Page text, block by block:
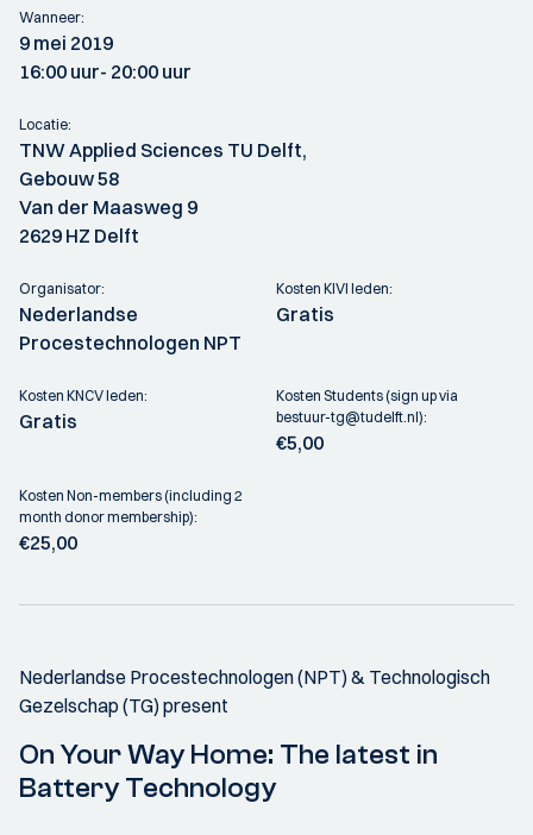
Wanneer:
9 mei 2019
16:00 uur- 20:00 uur
Locatie:
TNW Applied Sciences TU Delft,
Gebouw 58
Van der Maasweg 9
2629 HZ Delft
Organisator:
Nederlandse
Procestechnologen NPT
Kosten KIVI leden:
Gratis
Kosten KNCV leden:
Gratis
Kosten Students (sign up via
bestuur-tg@tudelft.nl):
€5,00
Kosten Non-members (including 2
month donor membership):
€25,00
Nederlandse Procestechnologen (NPT) & Technologisch
Gezelschap (TG) present
On Your Way Home: The latest in
Battery Technology